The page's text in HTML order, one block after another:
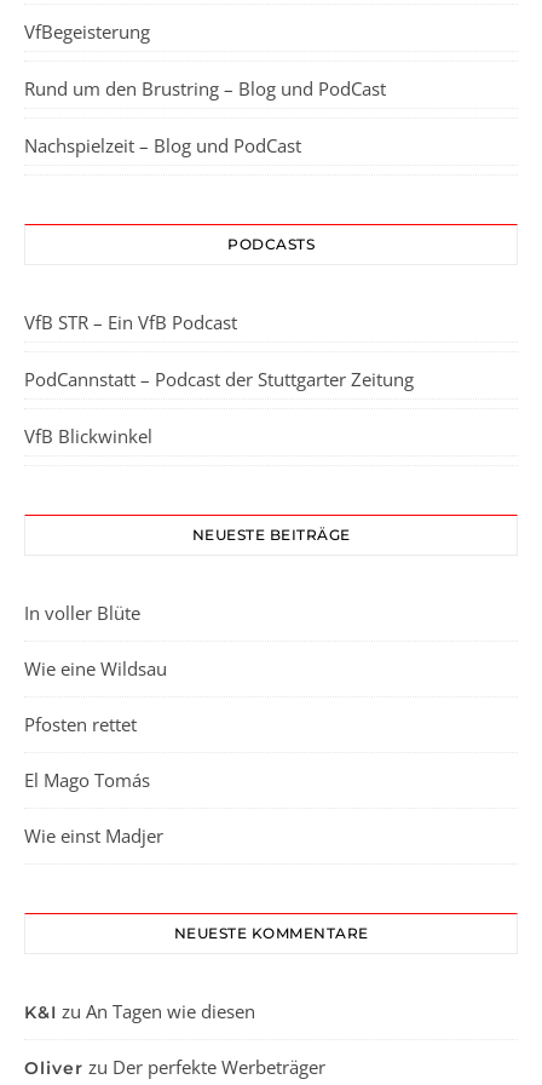
VfBegeisterung
Rund um den Brustring – Blog und PodCast
Nachspielzeit – Blog und PodCast
PODCASTS
VfB STR – Ein VfB Podcast
PodCannstatt – Podcast der Stuttgarter Zeitung
VfB Blickwinkel
NEUESTE BEITRÄGE
In voller Blüte
Wie eine Wildsau
Pfosten rettet
El Mago Tomás
Wie einst Madjer
NEUESTE KOMMENTARE
K&I zu An Tagen wie diesen
Oliver zu Der perfekte Werbeträger